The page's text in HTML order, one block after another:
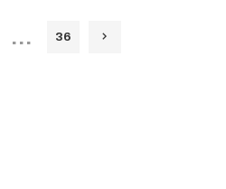
… 36